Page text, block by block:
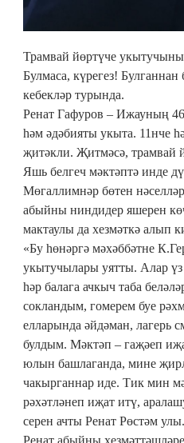
Трамвай йөртүче укытучыны
Булмаса, күрегез!
кебекләр турында.
Ренат Гафуров – Ижауның
һәм әдәбияты укыта. 11нче
җитәкли. Җитмәсә, трамвай
Яшь белгеч мәктәптә инде
Мөгаллимнәр бөтен
абыйны ниндидер яшерен
мактаулы да хезмәткә алып
«Бу һөнәргә мәхәббәтне
укытучылары уятты. Алар
һәр балага ачкыч таба
сокландым, гомерем буе
елларында әйдәман, лагерь
булдым. Мәктәп – гаҗәеп
юлын башлаганда, мине
чакырганнар иде. Тик мин
рәхәтләнеп иҗат итү,
серен ачты Ренат Рөстәм улы.